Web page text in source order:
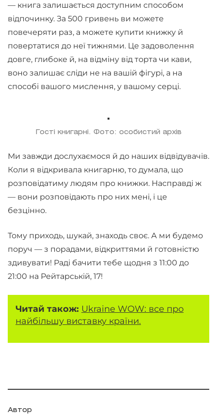
— книга залишається доступним способом
відпочинку. За 500 гривень ви можете
повечеряти раз, а можете купити книжку й
повертатися до неї тижнями. Це задоволення
довге, глибоке й, на відміну від торта чи кави,
воно залишає сліди не на вашій фігурі, а на
способі вашого мислення, у вашому серці.
Гості книгарні. Фото: особистий архів
Ми завжди дослухаємося й до наших відвідувачів.
Коли я відкривала книгарню, то думала, що
розповідатиму людям про книжки. Насправді ж
— вони розповідають про них мені, і це
безцінно.
Тому приходь, шукай, знаходь своє. А ми будемо
поруч — з порадами, відкриттями й готовністю
здивувати! Раді бачити тебе щодня з 11:00 до
21:00 на Рейтарській, 17!
Читай також: Ukraine WOW: все про
найбільшу виставку країни.
Автор